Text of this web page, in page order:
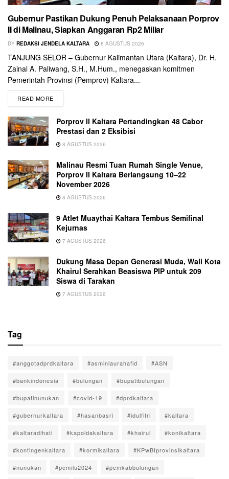
Gubernur Pastikan Dukung Penuh Pelaksanaan Porprov
II di Malinau, Siapkan Anggaran Rp2 Miliar
BY REDAKSI JENDELA KALTARA 8 AGUSTUS 2026
TANJUNG SELOR – Gubernur Kalimantan Utara (Kaltara), Dr. H.
Zainal A. Paliwang, S.H., M.Hum., menegaskan komitmen
Pemerintah Provinsi (Pemprov) Kaltara...
READ MORE
Porprov II Kaltara Pertandingkan 48 Cabor
Prestasi dan 2 Eksibisi
8 AGUSTUS 2026
Malinau Resmi Tuan Rumah Single Venue,
Porprov II Kaltara Berlangsung 10–22
November 2026
8 AGUSTUS 2026
9 Atlet Muaythai Kaltara Tembus Semifinal
Kejurnas
7 AGUSTUS 2026
Dukung Masa Depan Generasi Muda, Wali Kota
Khairul Serahkan Beasiswa PIP untuk 209
Siswa di Tarakan
7 AGUSTUS 2026
Tag
#anggotadprdkaltara #asminlaurahafid #ASN
#bankindonesia #bulungan #bupatibulungan
#bupatinunukan #covid-19 #dprdkaltara
#gubernurkaltara #hasanbasri #idulfitri #kaltara
#kaltaradihati #kapoldakaltara #khairul #konikaltara
#kontingenkaltara #kormikaltara #KPwBIprovinsikaltara
#nunukan #pemilu2024 #pemkabbulungan